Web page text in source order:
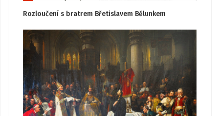
Rozloučení s bratrem Břetislavem Bělunkem